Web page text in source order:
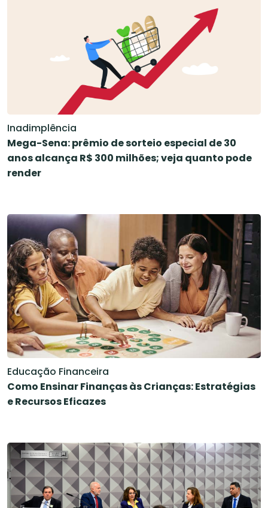
Inadimplência
Mega-Sena: prêmio de sorteio especial de 30
anos alcança R$ 300 milhões; veja quanto pode
render
Educação Financeira
Como Ensinar Finanças às Crianças: Estratégias
e Recursos Eficazes